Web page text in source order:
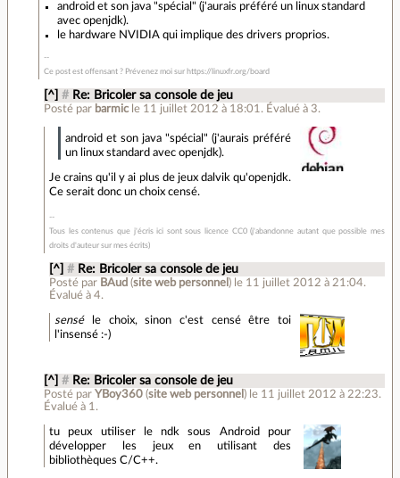
android et son java "spécial" (j'aurais préféré un linux standard
avec openjdk).
le hardware NVIDIA qui implique des drivers proprios.
Ce post est offensant ? Prévenez moi sur https://linuxfr.org/board
[^] # Re: Bricoler sa console de jeu
Posté par barmic le 11 juillet 2012 à 18:01 . Évalué à 3.
android et son java "spécial" (j'aurais préféré
un linux standard avec openjdk).
Je crains qu'il y ai plus de jeux dalvik qu'openjdk.
Ce serait donc un choix censé.
Tous les contenus que j'écris ici sont sous licence CC0 (j'abandonne autant que possible mes
droits d'auteur sur mes écrits)
[^] # Re: Bricoler sa console de jeu
Posté par BAud (site web personnel ) le 11 juillet 2012 à 21:04.
Évalué à4.
senséle choix, sinon c'est censé être toi
l'insensé :-)
[^] # Re: Bricoler sa console de jeu
Posté par YBoy360(site web personnel ) le 11 juillet 2012 à 22:23.
Évalué à 1 .
tu peux utiliser le ndk sous Android pour
développer les jeux en utilisant des
bibliothèques C/C++.